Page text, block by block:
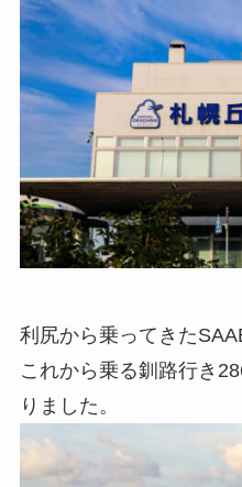
利尻から乗ってきた
これから乗る釧路行き
りました。